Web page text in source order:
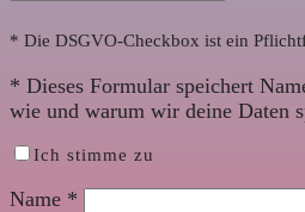
* Die DSGVO-Checkbox ist ein
* Dieses Formular speichert
wie und warum wir deine Daten
Ich stimme zu
Name *